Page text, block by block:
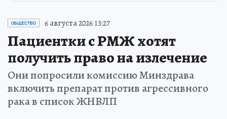
ОБЩЕСТВО 6 августа 2026 13:27
Пациентки с РМЖ хотят
получить право на излечение
Они попросили комиссию Минздрава
включить препарат против агрессивного
рака в список ЖНВЛП